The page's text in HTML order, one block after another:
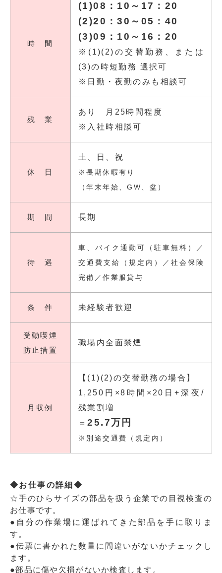
時 間
(1)08：10～17：20
(2)20：30～05：40
(3)09：10～16：20
※(1)(2)の交替勤務、または
(3)の時短勤務 選択可
※日勤・夜勤のみも相談可
残 業
あり 月25時間程度
※入社時相談可
休 日
土、日、祝
※長期休暇有り
（年末年始、GW、盆）
期 間 長期
待 遇
車、バイク通勤可（駐車無料）／
交通費支給（規定内）／社会保険
完備／作業服貸与
条 件 未経験者歓迎
受動喫煙
防止措置
職場内全面禁煙
月収例
【(1)(2)の交替勤務の場合】
1,250円×8時間×20日+深夜/
残業割増
＝25.7万円
※別途交通費（規定内）
◆お仕事の詳細◆
☆手のひらサイズの部品を扱う企業での目視検査の
お仕事です。
●自分の作業場に運ばれてきた部品を手に取りま
す。
●伝票に書かれた数量に間違いがないかチェックし
ます。
●部品に傷や欠損がないか検査します。